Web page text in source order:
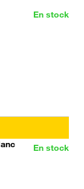
En stock
En stock